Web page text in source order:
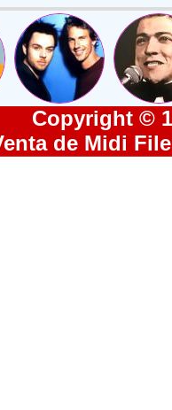
Copyright ©
de Midi